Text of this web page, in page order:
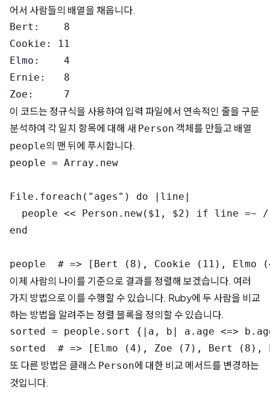
어서 사람들의 배열을 채웁니다.
Bert:    8
Cookie: 11
Elmo:    4
Ernie:   8
이 코드는 정규식을 사용하여 입력 파일에서 연속적인 줄을 구문
분석하여 각 일치 항목에 대해 새 Person 객체를 만들고 배열
people의 맨 뒤에 푸시합니다.
people = Array.new
File.foreach("ages") do |line|
people << Person.new($1, $2) if line =~
end
이제 사람의 나이를 기준으로 결과를 정렬해 보겠습니다. 여러
가지 방법으로 이를 수행할 수 있습니다. Ruby에 두 사람을 비교
하는 방법을 알려주는 정렬 블록을 정의할 수 있습니다.
sorted = people.sort {|a, b| a.age <=>
또 다른 방법은 클래스 Person에 대한 비교 메서드를 변경하는
것입니다.